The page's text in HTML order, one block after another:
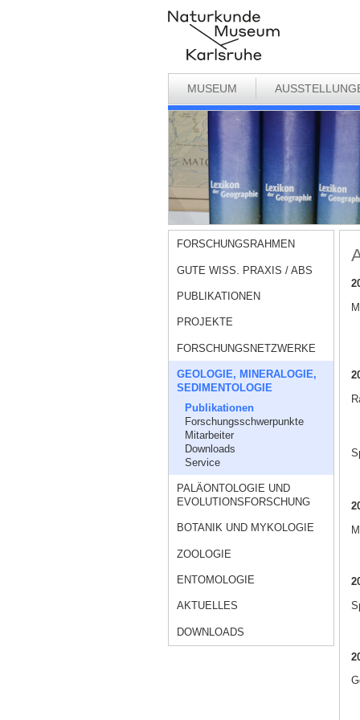
MUSEUM
FORSCHUNGSRAHMEN
GUTE WISS. PRAXIS / ABS
PUBLIKATIONEN
PROJEKTE
FORSCHUNGSNETZWERKE
GEOLOGIE, MINERALOGIE,
SEDIMENTOLOGIE
Publikationen
Forschungsschwerpunkte
Mitarbeiter
Downloads
Service
PALÄONTOLOGIE UND
EVOLUTIONSFORSCHUNG
BOTANIK UND MYKOLOGIE
ZOOLOGIE
ENTOMOLOGIE
AKTUELLES
DOWNLOADS